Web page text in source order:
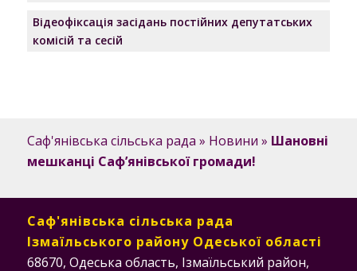
Відеофіксація засідань постійних депутатських
комісій та сесій
Саф'янівська сільська рада » Новини » Шановні
мешканці Саф’янівської громади!
Саф'янівська сільська рада
Ізмаїльського району Одеської області
68670, Одеська область, Ізмаїльський район,